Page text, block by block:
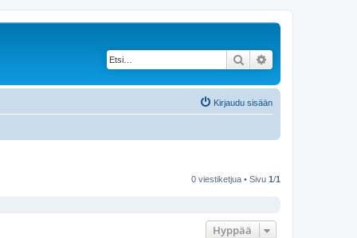
Etsi
Kirjaudu sisään
0 viestiketjua • Sivu 1/1
Hyppää